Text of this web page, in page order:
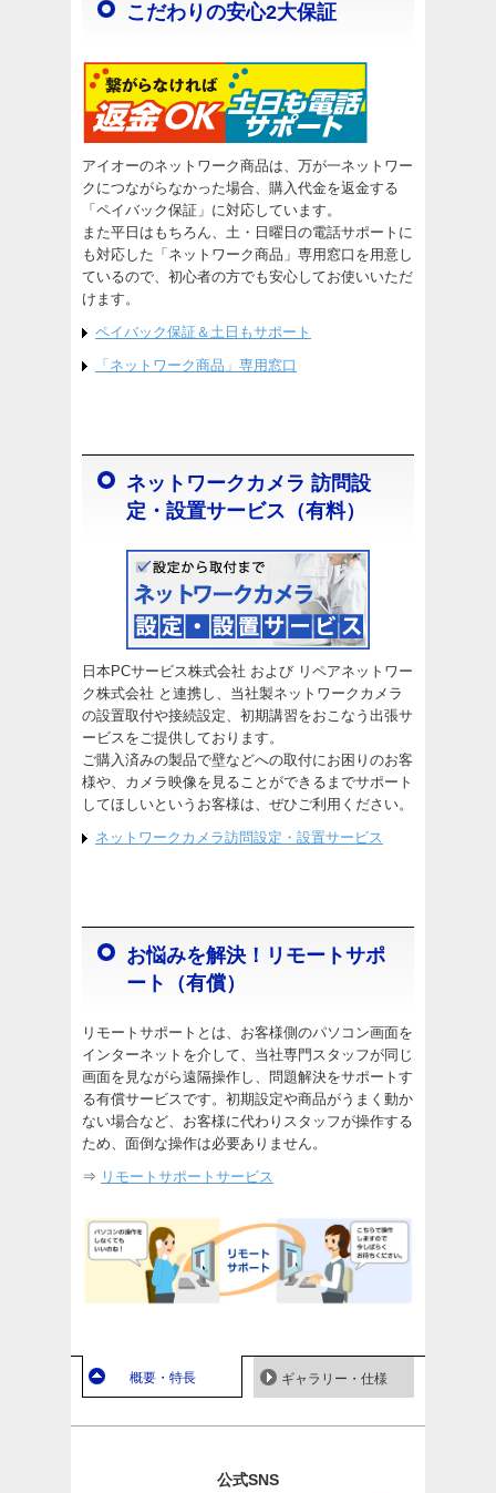
こだわりの安心2大保証
アイオーのネットワーク商品は、万が一ネットワー
クにつながらなかった場合、購入代金を返金する
「ペイバック保証」に対応しています。
また平日はもちろん、土・日曜日の電話サポートに
も対応した「ネットワーク商品」専用窓口を用意し
ているので、初心者の方でも安心してお使いいただ
けます。
ペイバック保証＆土日もサポート
「ネットワーク商品」専用窓口
ネットワークカメラ 訪問設
定・設置サービス（有料）
日本PCサービス株式会社 および リペアネットワー
ク株式会社 と連携し、当社製ネットワークカメラ
の設置取付や接続設定、初期講習をおこなう出張サ
ービスをご提供しております。
ご購入済みの製品で壁などへの取付にお困りのお客
様や、カメラ映像を見ることができるまでサポート
してほしいというお客様は、ぜひご利用ください。
ネットワークカメラ訪問設定・設置サービス
お悩みを解決！リモートサポ
ート（有償）
リモートサポートとは、お客様側のパソコン画面を
インターネットを介して、当社専門スタッフが同じ
画面を見ながら遠隔操作し、問題解決をサポートす
る有償サービスです。初期設定や商品がうまく動か
ない場合など、お客様に代わりスタッフが操作する
ため、面倒な操作は必要ありません。
⇒ リモートサポートサービス
概要・特長 ギャラリー・仕様
公式SNS